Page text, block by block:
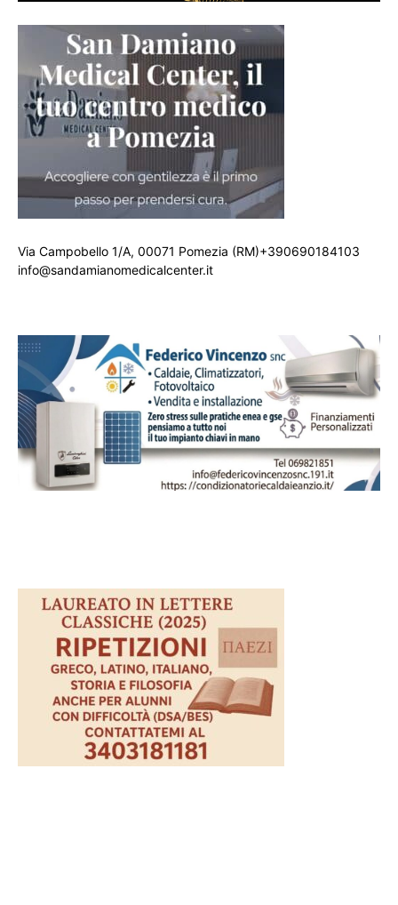
Via Campobello 1/A, 00071 Pomezia (RM)+390690184103
info@sandamianomedicalcenter.it